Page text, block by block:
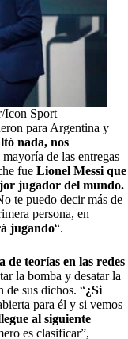
Icon Sport
para Argentina y
nada, nos
de las entregas
fue Lionel Messi que
jugador del mundo.
te puedo decir más de
persona, en
jugando“.
de teorías en las redes
la bomba y desatar la
de sus dichos. “¿Si
para él y si vemos
al siguiente
es clasificar”,